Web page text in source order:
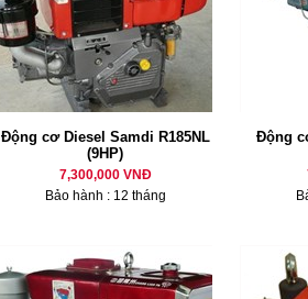
Động cơ Diesel Samdi R185NL
(9HP)
7,300,000 VNĐ
Bảo hành : 12 tháng
Động